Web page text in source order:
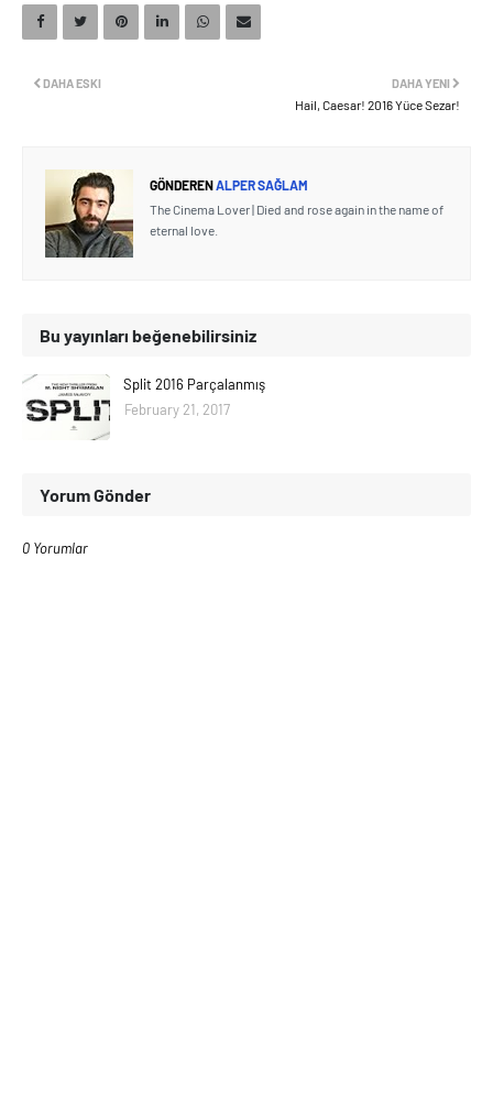
DAHA YENI
Hail, Caesar! 2016 Yüce Sezar!
DAHA ESKI
GÖNDERENALPER SAĞLAM
The Cinema Lover | Died and rose again in the name of
eternal love.
Bu yayınları beğenebilirsiniz
Split 2016 Parçalanmış
February 21, 2017
Yorum Gönder
0 Yorumlar